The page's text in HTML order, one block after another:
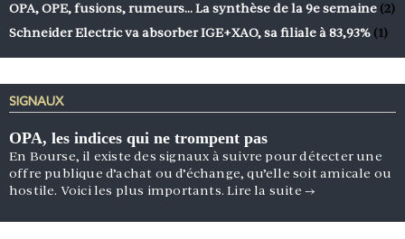
OPA, OPE, fusions, rumeurs… La synthèse de la 9e semaine (2)
Schneider Electric va absorber IGE+XAO, sa filiale à 83,93% (1)
SIGNAUX
OPA, les indices qui ne trompent pas
En Bourse, il existe des signaux à suivre pour détecter une
offre publique d’achat ou d’échange, qu’elle soit amicale ou
hostile. Voici les plus importants.Lire la suite →